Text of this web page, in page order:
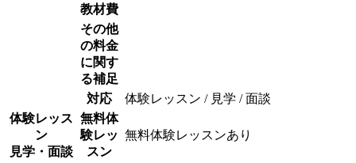
教材費
その他
の料金
に関す
る補足
体験レッス
ン
見学・面談
対応
体験レッスン / 見学 / 面談
無料体
験レッ
スン
無料体験レッスンあり